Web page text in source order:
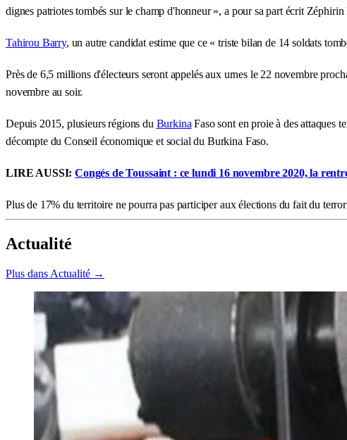
dignes patriotes tombés sur le champ d'honneur », a pour sa part écrit Zéphirin
Tahirou Barry, un autre candidat estime que ce « triste bilan de 14 soldats
Près de 6,5 millions d'électeurs seront appelés aux urnes le 22 novembre
novembre au soir.
Depuis 2015, plusieurs régions du Burkina Faso sont en proie à des attaques
décompte du Conseil économique et social du Burkina Faso.
LIRE AUSSI:Congés de Toussaint : ce lundi 16 novembre 2020, la
Plus de 17% du territoire ne pourra pas participer aux élections du fait du
Actualité
Plus dans Actualité →